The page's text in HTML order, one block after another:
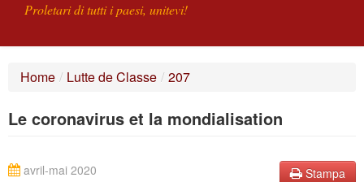
Proletari di tutti i paesi, unitevi!
SCRIVETECI
Home / Lutte de Classe / 207
Le coronavirus et la mondialisation
Stampa
avril-mai 2020